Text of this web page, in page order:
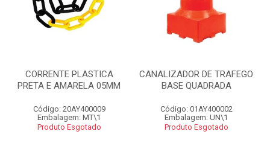
CORRENTE PLASTICA
PRETA E AMARELA 05MM
Código: 20AY400009
Embalagem: MT\1
Produto Esgotado
CANALIZADOR DE TRAFEGO
BASE QUADRADA
Código: 01AY400002
Embalagem: UN\1
Produto Esgotado